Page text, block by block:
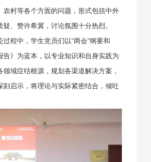
农村等各个方面的问题，形式包括中外
疑、赞许希冀，讨论氛围十分热烈。
过程中，学生党员们以“两会”纲要和
告》为蓝本，以专业知识和自身实践为
领域症结根源，规划各渠道解决方案，
刻启示，将理论与实际紧密结合，倾吐